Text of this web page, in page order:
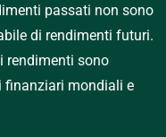
passati non sono
di rendimenti futuri.
rendimenti sono
finanziari mondiali e